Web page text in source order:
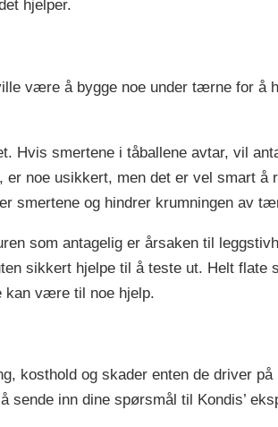
hjelper.
være å bygge noe under tærne for
Hvis smertene i tåballene avtar, vil
noe usikkert, men det er vel smart å
smertene og hindrer krumningen av
som antagelig er årsaken til
sikkert hjelpe til å teste ut. Helt
kan være til noe hjelp.
kosthold og skader enten de driver
sende inn dine spørsmål til Kondis’